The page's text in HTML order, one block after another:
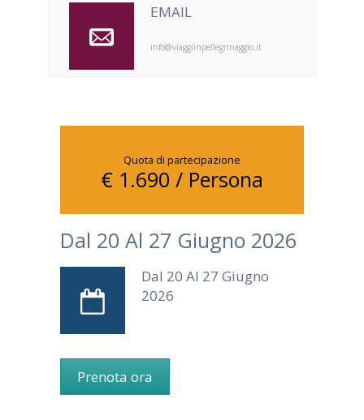
EMAIL
info@viaggiinpellegrinaggio.it
Quota di partecipazione
€ 1.690 / Persona
Dal 20 Al 27 Giugno 2026
Dal 20 Al 27 Giugno
2026
Prenota ora